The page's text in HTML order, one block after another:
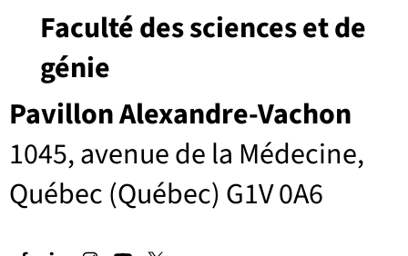
Pavillon Alexandre-Vachon
1045, avenue de la Médecine,
Québec (Québec) G1V 0A6
Faculté des sciences et de
génie